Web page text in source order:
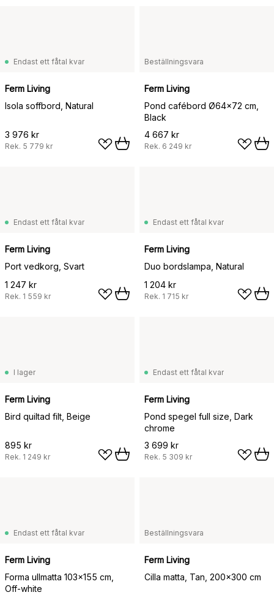
Endast ett fåtal kvar
Ferm Living
Isola soffbord, Natural
3 976 kr
Rek. 5 779 kr
Beställningsvara
Ferm Living
Pond cafébord Ø64x72 cm,
Black
4 667 kr
Rek. 6 249 kr
Endast ett fåtal kvar
Ferm Living
Port vedkorg, Svart
1 247 kr
Rek. 1 559 kr
Endast ett fåtal kvar
Ferm Living
Duo bordslampa, Natural
1 204 kr
Rek. 1 715 kr
I lager
Ferm Living
Bird quiltad filt, Beige
895 kr
Rek. 1 249 kr
Endast ett fåtal kvar
Ferm Living
Pond spegel full size, Dark
chrome
3 699 kr
Rek. 5 309 kr
Endast ett fåtal kvar
Ferm Living
Forma ullmatta 103x155 cm,
Off-white
Beställningsvara
Ferm Living
Cilla matta, Tan, 200x300 cm